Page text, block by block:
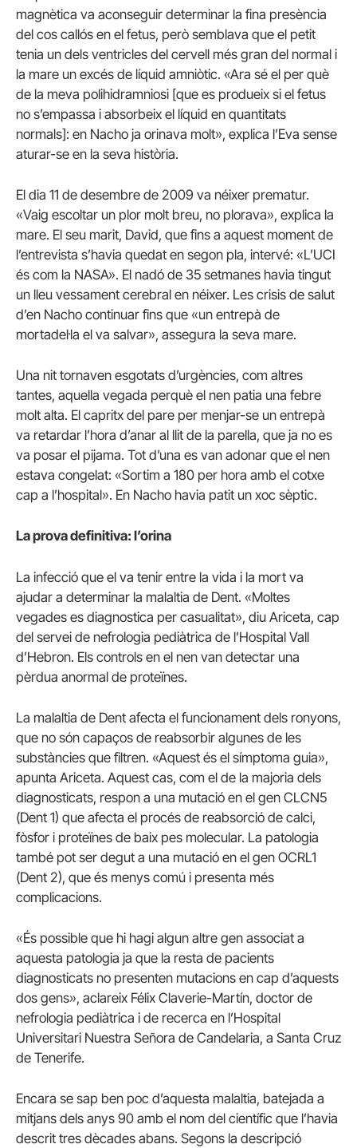
magnètica va aconseguir determinar la fina presència
del cos callós en el fetus, però semblava que el petit
tenia un dels ventricles del cervell més gran del normal i
la mare un excés de líquid amniòtic. «Ara sé el per què
de la meva polihidramniosi [que es produeix si el fetus
no s’empassa i absorbeix el líquid en quantitats
normals]: en Nacho ja orinava molt», explica l’Eva sense
aturar-se en la seva història.
El dia 11 de desembre de 2009 va néixer prematur.
«Vaig escoltar un plor molt breu, no plorava», explica la
mare. El seu marit, David, que fins a aquest moment de
l’entrevista s’havia quedat en segon pla, intervé: «L’UCI
és com la NASA». El nadó de 35 setmanes havia tingut
un lleu vessament cerebral en néixer. Les crisis de salut
d’en Nacho continuar fins que «un entrepà de
mortadel·la el va salvar», assegura la seva mare.
Una nit tornaven esgotats d’urgències, com altres
tantes, aquella vegada perquè el nen patia una febre
molt alta. El capritx del pare per menjar-se un entrepà
va retardar l’hora d’anar al llit de la parella, que ja no es
va posar el pijama. Tot d’una es van adonar que el nen
estava congelat: «Sortim a 180 per hora amb el cotxe
cap a l’hospital». En Nacho havia patit un xoc sèptic.
La prova definitiva: l’orina
La infecció que el va tenir entre la vida i la mort va
ajudar a determinar la malaltia de Dent. «Moltes
vegades es diagnostica per casualitat», diu Ariceta, cap
del servei de nefrologia pediàtrica de l’Hospital Vall
d’Hebron. Els controls en el nen van detectar una
pèrdua anormal de proteïnes.
La malaltia de Dent afecta el funcionament dels ronyons,
que no són capaços de reabsorbir algunes de les
substàncies que filtren. «Aquest és el símptoma guia»,
apunta Ariceta. Aquest cas, com el de la majoria dels
diagnosticats, respon a una mutació en el gen CLCN5
(Dent 1) que afecta el procés de reabsorció de calci,
fòsfor i proteïnes de baix pes molecular. La patologia
també pot ser degut a una mutació en el gen OCRL1
(Dent 2), que és menys comú i presenta més
complicacions.
«És possible que hi hagi algun altre gen associat a
aquesta patologia ja que la resta de pacients
diagnosticats no presenten mutacions en cap d’aquests
dos gens», aclareix Félix Claverie-Martín, doctor de
nefrologia pediàtrica i de recerca en l’Hospital
Universitari Nuestra Señora de Candelaria, a Santa Cruz
de Tenerife.
Encara se sap ben poc d’aquesta malaltia, batejada a
mitjans dels anys 90 amb el nom del científic que l’havia
descrit tres dècades abans. Segons la descripció